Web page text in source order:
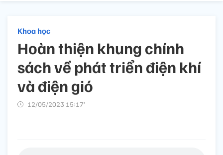
Khoa học
Hoàn thiện khung chính
sách về phát triển điện khí
và điện gió
12/05/2023 15:17’